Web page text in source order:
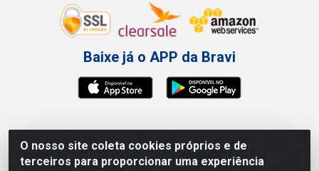
O nosso site coleta cookies próprios e de
terceiros para proporcionar uma experiência
Baixe já o APP da Bravi
Bravi Consumíveis de Higiene e Descartáveis EIRELI -
CNPJ 19.457.137/0001-06